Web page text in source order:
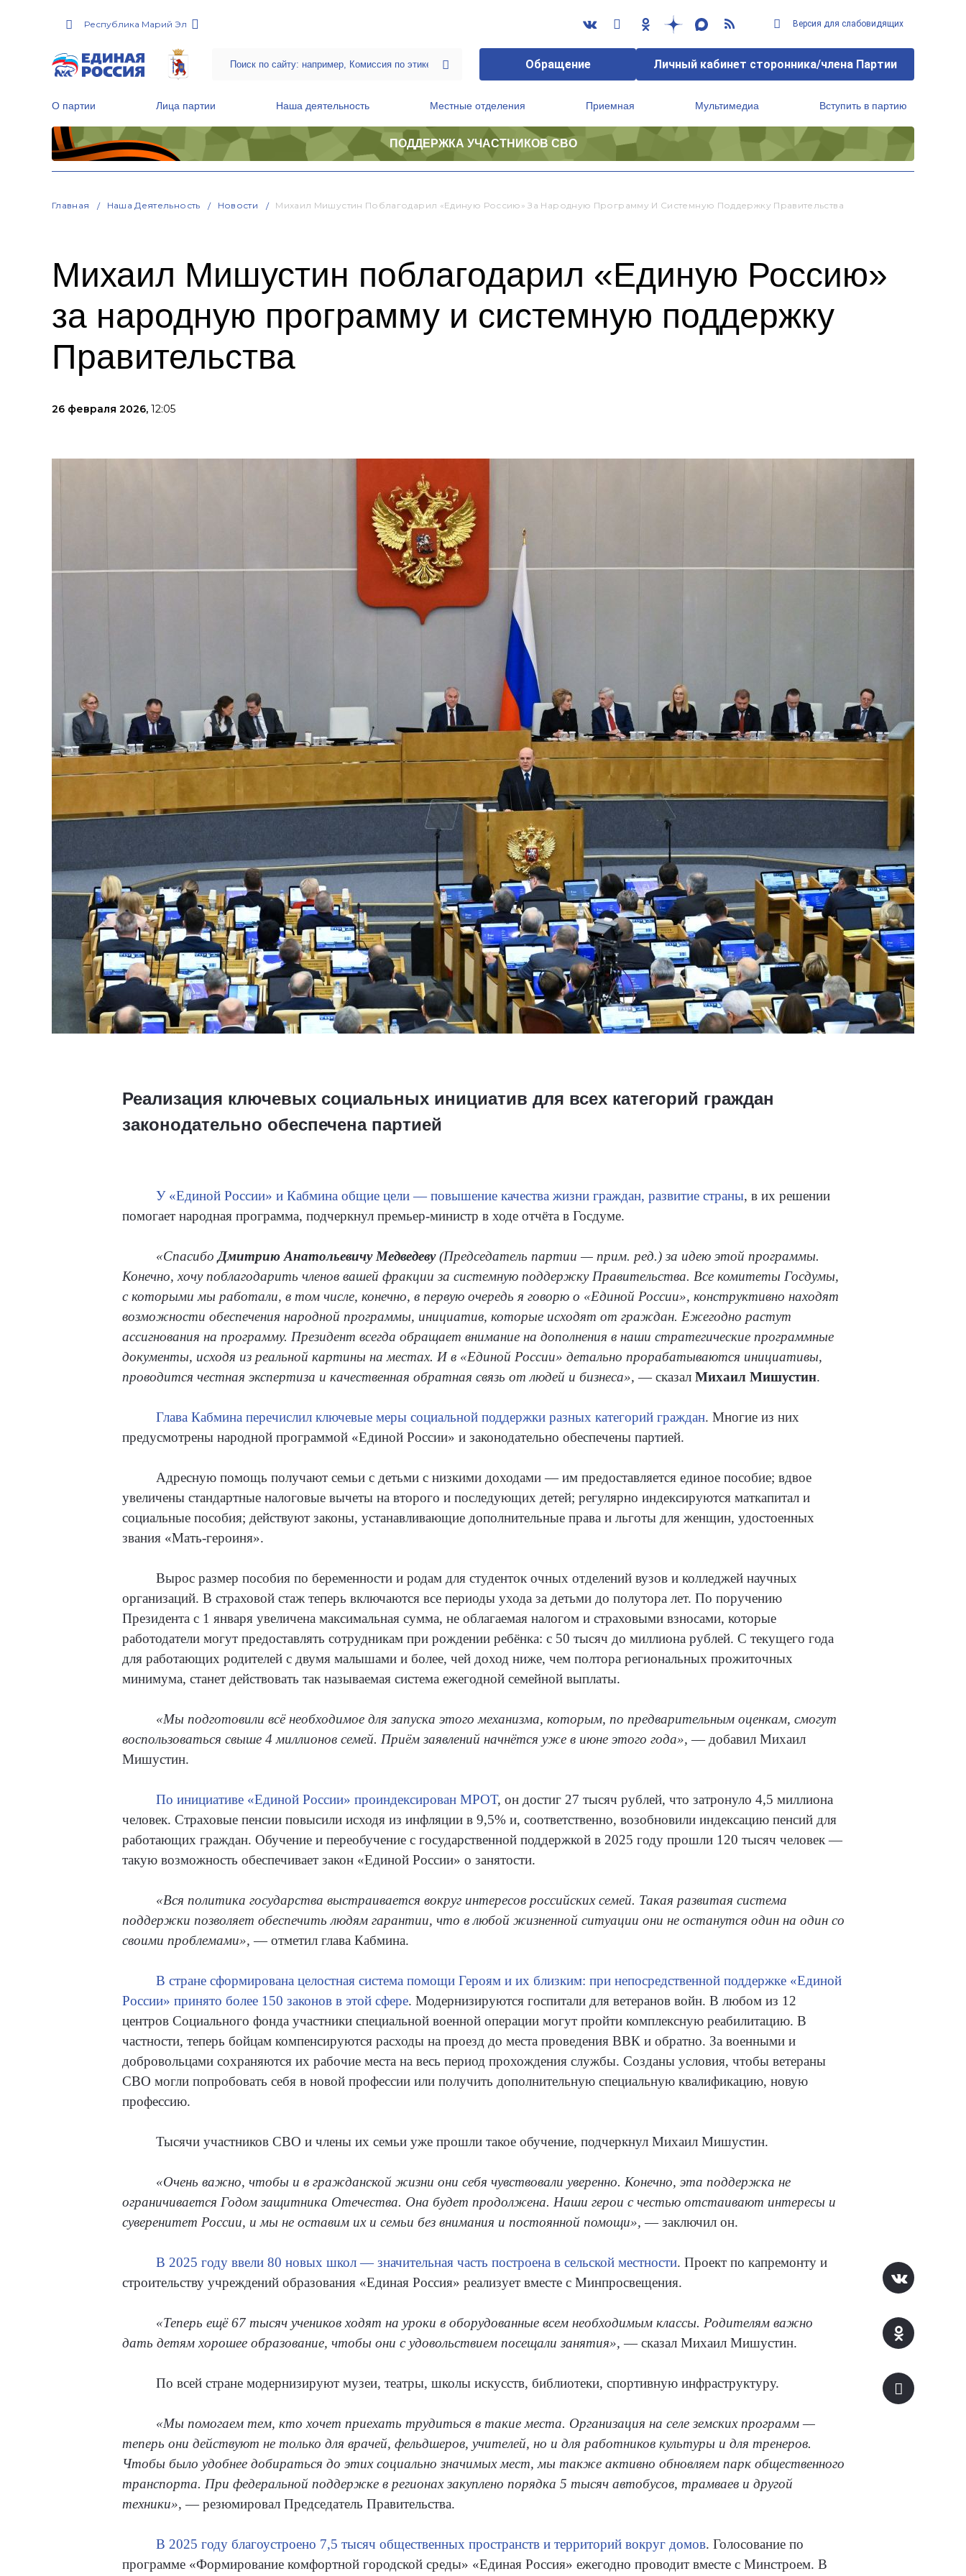
Республика Марий Эл Версия для слабовидящих
Обращение Личный кабинет сторонника/члена Партии
О партии Лица партии Наша деятельность Местные отделения Приемная Мультимедиа Вступить в партию
ПОДДЕРЖКА УЧАСТНИКОВ СВО
Главная Наша Деятельность Новости Михаил Мишустин Поблагодарил «Единую Россию» За Народную Программу И Системную Поддержку Правительства
Михаил Мишустин поблагодарил «Единую Россию»
за народную программу и системную поддержку
Правительства
26 февраля 2026, 12:05
Реализация ключевых социальных инициатив для всех категорий граждан
законодательно обеспечена партией
У «Единой России» и Кабмина общие цели — повышение качества жизни граждан, развитие страны, в их решении
помогает народная программа, подчеркнул премьер-министр в ходе отчёта в Госдуме.
«Спасибо Дмитрию Анатольевичу Медведеву(Председатель партии — прим. ред.) за идею этой программы.
Конечно, хочу поблагодарить членов вашей фракции за системную поддержку Правительства. Все комитеты Госдумы,
с которыми мы работали, в том числе, конечно, в первую очередь я говорю о «Единой России», конструктивно находят
возможности обеспечения народной программы, инициатив, которые исходят от граждан. Ежегодно растут
ассигнования на программу. Президент всегда обращает внимание на дополнения в наши стратегические программные
документы, исходя из реальной картины на местах. И в «Единой России» детально прорабатываются инициативы,
проводится честная экспертиза и качественная обратная связь от людей и бизнеса»,— сказал Михаил Мишустин.
Глава Кабмина перечислил ключевые меры социальной поддержки разных категорий граждан. Многие из них
предусмотрены народной программой «Единой России» и законодательно обеспечены партией.
Адресную помощь получают семьи с детьми с низкими доходами — им предоставляется единое пособие; вдвое
увеличены стандартные налоговые вычеты на второго и последующих детей; регулярно индексируются маткапитал и
социальные пособия; действуют законы, устанавливающие дополнительные права и льготы для женщин, удостоенных
звания «Мать-героиня».
Вырос размер пособия по беременности и родам для студенток очных отделений вузов и колледжей научных
организаций. В страховой стаж теперь включаются все периоды ухода за детьми до полутора лет. По поручению
Президента с 1 января увеличена максимальная сумма, не облагаемая налогом и страховыми взносами, которые
работодатели могут предоставлять сотрудникам при рождении ребёнка: с 50 тысяч до миллиона рублей. С текущего года
для работающих родителей с двумя малышами и более, чей доход ниже, чем полтора региональных прожиточных
минимума, станет действовать так называемая система ежегодной семейной выплаты.
«Мы подготовили всё необходимое для запуска этого механизма, которым, по предварительным оценкам, смогут
воспользоваться свыше 4 миллионов семей. Приём заявлений начнётся уже в июне этого года»,— добавил Михаил
Мишустин.
По инициативе «Единой России» проиндексирован МРОТ, он достиг 27 тысяч рублей, что затронуло 4,5 миллиона
человек. Страховые пенсии повысили исходя из инфляции в 9,5% и, соответственно, возобновили индексацию пенсий для
работающих граждан. Обучение и переобучение с государственной поддержкой в 2025 году прошли 120 тысяч человек —
такую возможность обеспечивает закон «Единой России» о занятости.
«Вся политика государства выстраивается вокруг интересов российских семей. Такая развитая система
поддержки позволяет обеспечить людям гарантии, что в любой жизненной ситуации они не останутся один на один со
своими проблемами», — отметил глава Кабмина.
В стране сформирована целостная система помощи Героям и их близким: при непосредственной поддержке «Единой
России» принято более 150 законов в этой сфере. Модернизируются госпитали для ветеранов войн. В любом из 12
центров Социального фонда участники специальной военной операции могут пройти комплексную реабилитацию. В
частности, теперь бойцам компенсируются расходы на проезд до места проведения ВВК и обратно. За военными и
добровольцами сохраняются их рабочие места на весь период прохождения службы. Созданы условия, чтобы ветераны
СВО могли попробовать себя в новой профессии или получить дополнительную специальную квалификацию, новую
профессию.
Тысячи участников СВО и члены их семьи уже прошли такое обучение, подчеркнул Михаил Мишустин.
«Очень важно, чтобы и в гражданской жизни они себя чувствовали уверенно. Конечно, эта поддержка не
ограничивается Годом защитника Отечества. Она будет продолжена. Наши герои с честью отстаивают интересы и
суверенитет России, и мы не оставим их и семьи без внимания и постоянной помощи», — заключил он.
В 2025 году ввели 80 новых школ — значительная часть построена в сельской местности. Проект по капремонту и
строительству учреждений образования «Единая Россия» реализует вместе с Минпросвещения.
«Теперь ещё 67 тысяч учеников ходят на уроки в оборудованные всем необходимым классы. Родителям важно
дать детям хорошее образование, чтобы они с удовольствием посещали занятия», — сказал Михаил Мишустин.
По всей стране модернизируют музеи, театры, школы искусств, библиотеки, спортивную инфраструктуру.
«Мы помогаем тем, кто хочет приехать трудиться в такие места. Организация на селе земских программ —
теперь они действуют не только для врачей, фельдшеров, учителей, но и для работников культуры и для тренеров.
Чтобы было удобнее добираться до этих социально значимых мест, мы также активно обновляем парк общественного
транспорта. При федеральной поддержке в регионах закуплено порядка 5 тысяч автобусов, трамваев и другой
техники»,— резюмировал Председатель Правительства.
В 2025 году благоустроено 7,5 тысяч общественных пространств и территорий вокруг домов. Голосование по
программе «Формирование комфортной городской среды» «Единая Россия» ежегодно проводит вместе с Минстроем. В